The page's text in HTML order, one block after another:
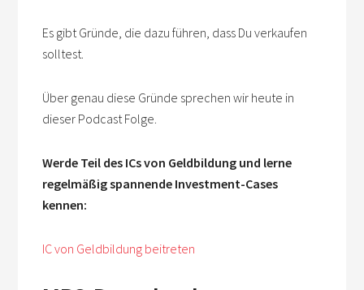
Es gibt Gründe, die dazu führen, dass Du verkaufen
solltest.
Über genau diese Gründe sprechen wir heute in
dieser Podcast Folge.
Werde Teil des ICs von Geldbildung und lerne
regelmäßig spannende Investment-Cases
kennen:
IC von Geldbildung beitreten